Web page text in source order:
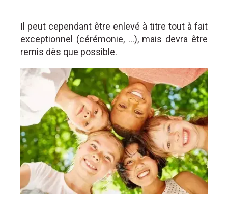
Il peut cependant être enlevé à titre tout à fait
exceptionnel (cérémonie, ...), mais devra être
remis dès que possible.